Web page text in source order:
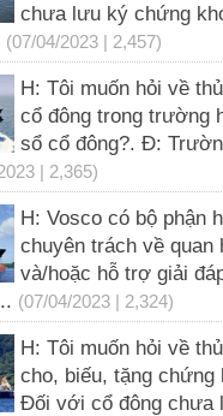
chưa lưu ký chứng
(07/04/2023 | 2,457)
H: Tôi muốn hỏi về
cổ đông trong trường
sổ cổ đông?. Đ:
| 2,365)
H: Vosco có bộ phận
chuyên trách về quan
và/hoặc hỗ trợ giải
(07/04/2023 | 2,324)
H: Tôi muốn hỏi về
cho, biếu, tặng chứng
Đối với cổ đông chưa